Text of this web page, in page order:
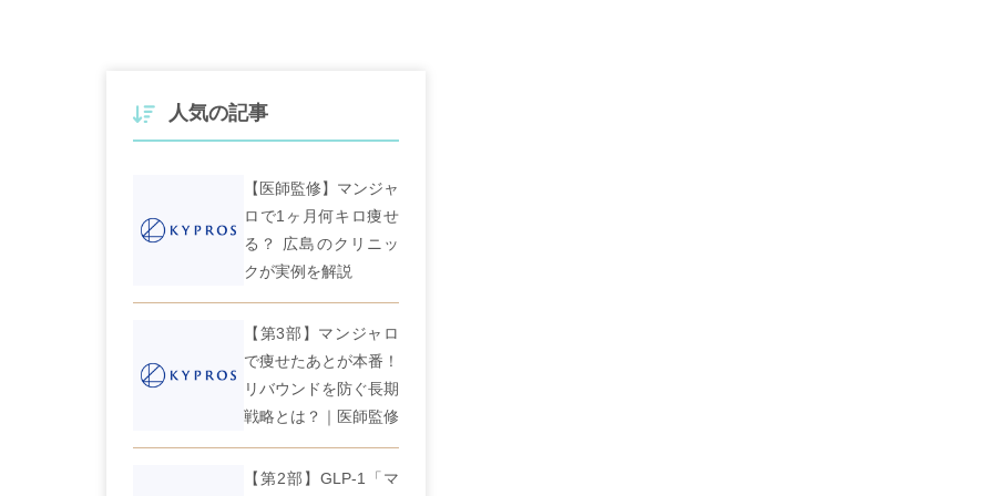
人気の記事
【医師監修】マンジャ
ロで1ヶ月何キロ痩せ
る？ 広島のクリニッ
クが実例を解説
【第3部】マンジャロ
で痩せたあとが本番！
リバウンドを防ぐ長期
戦略とは？｜医師監修
【第2部】GLP-1「マ